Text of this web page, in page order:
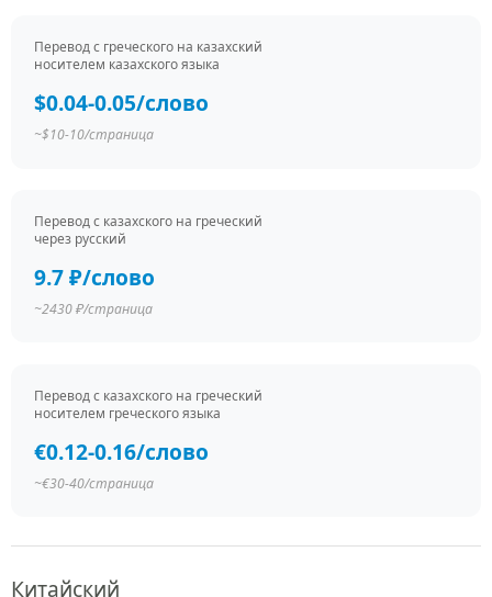
Перевод c греческого на казахский
носителем казахского языка
$0.04-0.05/слово
~$10-10/страница
Перевод c казахского на греческий
через русский
9.7 ₽/слово
~2430 ₽/страница
Перевод c казахского на греческий
носителем греческого языка
€0.12-0.16/слово
~€30-40/страница
Китайский